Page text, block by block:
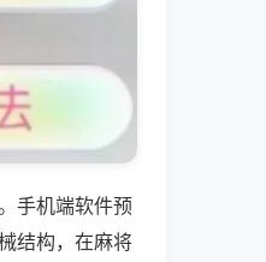
手机端软件预
结构，在麻将